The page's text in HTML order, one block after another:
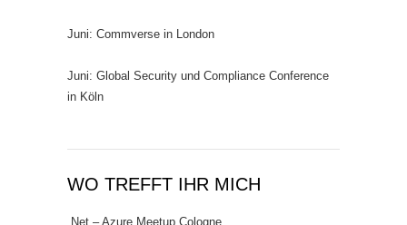
Juni: Commverse in London
Juni: Global Security und Compliance Conference
in Köln
WO TREFFT IHR MICH
.Net – Azure Meetup Cologne